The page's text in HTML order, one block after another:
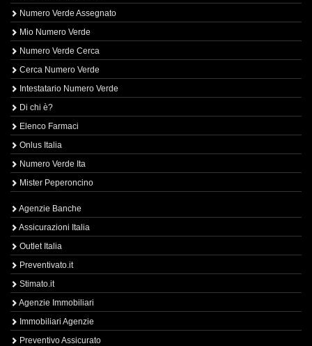
Numero Verde Assegnato
Mio Numero Verde
Numero Verde Cerca
Cerca Numero Verde
Intestatario Numero Verde
Di chi è?
Elenco Farmaci
Onlus Italia
Numero Verde Ita
Mister Peperoncino
Agenzie Banche
Assicurazioni Italia
Outlet Italia
Preventivato.it
Stimato.it
Agenzie Immobiliari
Immobiliari Agenzie
Preventivo Assicurato